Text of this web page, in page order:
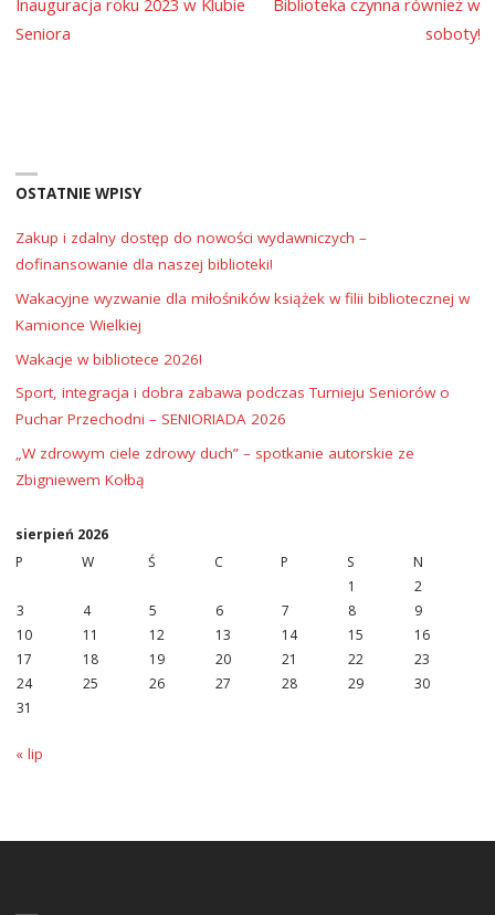
Inauguracja roku 2023 w Klubie
Seniora
Biblioteka czynna również w
soboty!
OSTATNIE WPISY
Zakup i zdalny dostęp do nowości wydawniczych –
dofinansowanie dla naszej biblioteki!
Wakacyjne wyzwanie dla miłośników książek w filii bibliotecznej w
Kamionce Wielkiej
Wakacje w bibliotece 2026!
Sport, integracja i dobra zabawa podczas Turnieju Seniorów o
Puchar Przechodni – SENIORIADA 2026
„W zdrowym ciele zdrowy duch” – spotkanie autorskie ze
Zbigniewem Kołbą
sierpień 2026
P
W Ś C P S
N
1
2
3
4 5 6 7 8
9
10
11 12 13 14 15
16
17
18 19 20 21 22
23
24
25 26 27 28 29
30
31
« lip